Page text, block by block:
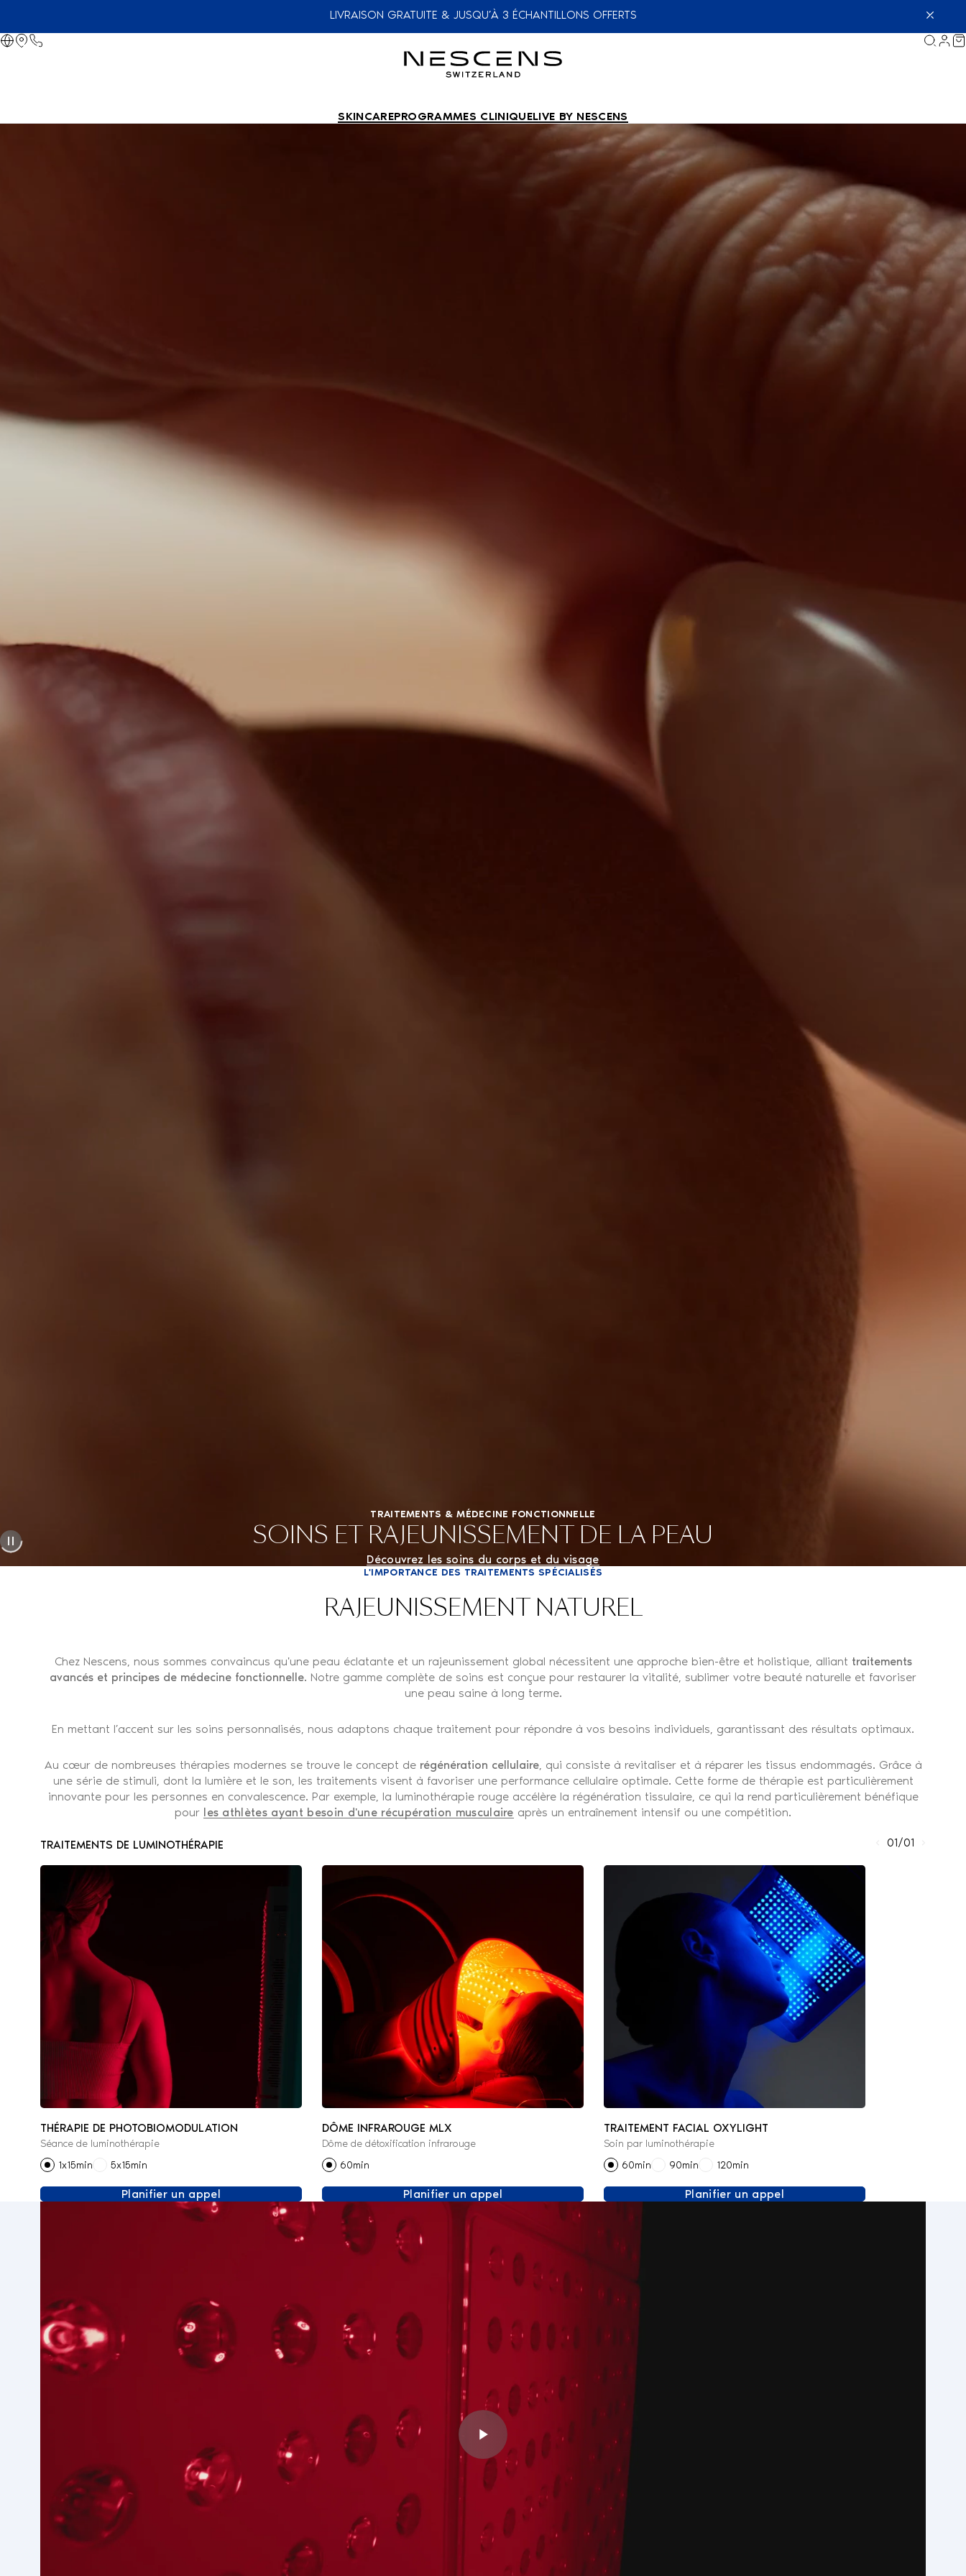
LIVRAISON GRATUITE & JUSQU’À 3 ÉCHANTILLONS OFFERTS
SKINCAREPROGRAMMES CLINIQUELIVE BY NESCENS
TRAITEMENTS & MÉDECINE FONCTIONNELLE
SOINS ET RAJEUNISSEMENT DE LA PEAU
Découvrez les soins du corps et du visage
L'IMPORTANCE DES TRAITEMENTS SPÉCIALISÉS
RAJEUNISSEMENT NATUREL
Chez Nescens, nous sommes convaincus qu'une peau éclatante et un rajeunissement global nécessitent une approche bien-être et holistique, alliant traitements
avancés et principes de médecine fonctionnelle. Notre gamme complète de soins est conçue pour restaurer la vitalité, sublimer votre beauté naturelle et favoriser
une peau saine à long terme.
En mettant l’accent sur les soins personnalisés, nous adaptons chaque traitement pour répondre à vos besoins individuels, garantissant des résultats optimaux.
Au cœur de nombreuses thérapies modernes se trouve le concept de régénération cellulaire, qui consiste à revitaliser et à réparer les tissus endommagés. Grâce à
une série de stimuli, dont la lumière et le son, les traitements visent à favoriser une performance cellulaire optimale. Cette forme de thérapie est particulièrement
innovante pour les personnes en convalescence. Par exemple, la luminothérapie rouge accélère la régénération tissulaire, ce qui la rend particulièrement bénéfique
pour les athlètes ayant besoin d'une récupération musculaire après un entraînement intensif ou une compétition.
TRAITEMENTS DE LUMINOTHÉRAPIE 01/01
THÉRAPIE DE PHOTOBIOMODULATION
Séance de luminothérapie
1x15min
5x15min
Planifier un appel
DÔME INFRAROUGE MLX
Dôme de détoxification infrarouge
60min
Planifier un appel
TRAITEMENT FACIAL OXYLIGHT
Soin par luminothérapie
60min
90min 120min
Planifier un appel